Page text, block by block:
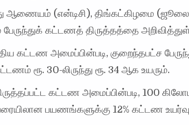
ஆணையம் (என்டிசி), திங்கட்கிழமை
பேருந்துக் கட்டணத் திருத்தத்தை
கட்டண அமைப்பின்படி, குறைந்தபட்ச
ரூ. 30-லிருந்து ரூ. 34 ஆக உயரும்.
கட்டண அமைப்பின்படி, 100
பயணங்களுக்கு 12% கட்டண